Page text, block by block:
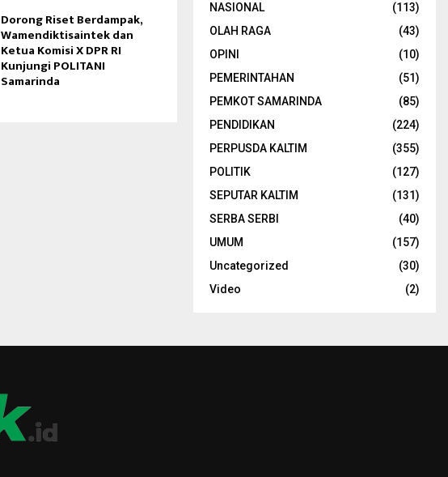
Dorong Riset Berdampak,
Wamendiktisaintek dan
Ketua Komisi X DPR RI
Kunjungi POLITANI
Samarinda
NASIONAL
(113)
OLAH RAGA
(43)
OPINI
(10)
PEMERINTAHAN
(51)
PEMKOT SAMARINDA
(85)
PENDIDIKAN
(224)
PERPUSDA KALTIM
(355)
POLITIK
(127)
SEPUTAR KALTIM
(131)
SERBA SERBI
(40)
UMUM
(157)
Uncategorized
(30)
Video
(2)